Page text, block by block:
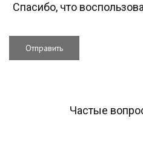
Спасибо, что
Отправить
Частые